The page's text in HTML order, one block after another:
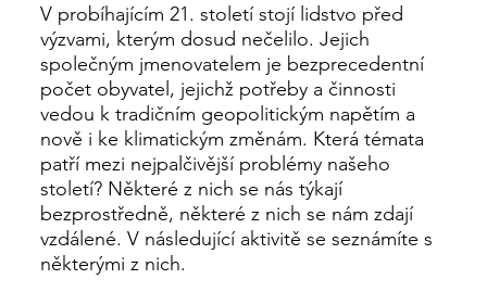
V probíhajícím 21. století stojí lidstvo před
výzvami, kterým dosud nečelilo. Jejich
společným jmenovatelem je bezprecedentní
počet obyvatel, jejichž potřeby a činnosti
vedou k tradičním geopolitickým napětím a
nově i ke klimatickým změnám. Která témata
patří mezi nejpalčivější problémy našeho
století? Některé z nich se nás týkají
bezprostředně, některé z nich se nám zdají
vzdálené. V následující aktivitě se seznámíte s
některými z nich.